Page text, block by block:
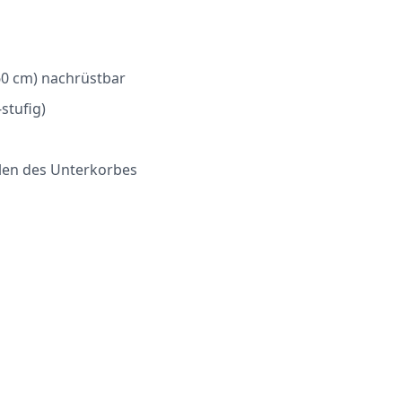
cm) nachrüstbar
des Unterkorbes